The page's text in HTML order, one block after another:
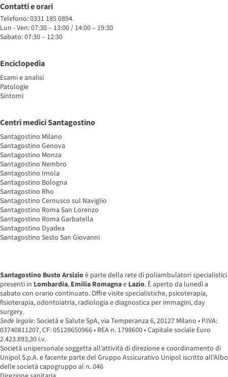
Contatti e orari
Telefono: 0331 185 0894.
Lun - Ven: 07:30 – 13:00 / 14:00 – 19:30
Sabato: 07:30 – 12:30
Enciclopedia
Esami e analisi
Patologie
Sintomi
Centri medici Santagostino
Santagostino Milano
Santagostino Genova
Santagostino Monza
Santagostino Nembro
Santagostino Imola
Santagostino Bologna
Santagostino Rho
Santagostino Cernusco sul Naviglio
Santagostino Roma San Lorenzo
Santagostino Roma Garbatella
Santagostino Dyadea
Santagostino Sesto San Giovanni
Santagostino Busto Arsizioè parte della rete di poliambulatori specialistici
presenti in Lombardia, Emilia Romagnae Lazio. È aperto da lunedì a
sabato con orario continuato. Offre visite specialistiche, psicoterapia,
fisioterapia, odontoiatria, radiologia e diagnostica per immagini, day
surgery.
Sede legale: Società e Salute SpA, via Temperanza 6, 20127 Milano • P.IVA:
03740811207, CF: 05128650966 • REA n. 1798600 • Capitale sociale Euro
2.423.893,30 i.v.
Società unipersonale soggetta all’attività di direzione e coordinamento di
Unipol S.p.A. e facente parte del Gruppo Assicurativo Unipol iscritto all’Albo
delle società capogruppo al n. 046